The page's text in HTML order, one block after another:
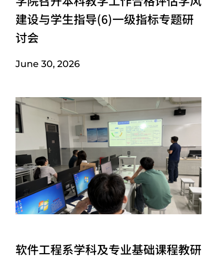
建设与学生指导(6)一级指标专题研
讨会
June 30, 2026
软件工程系学科及专业基础课程教研